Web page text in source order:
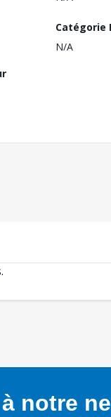
Catégorie
N/A
notre